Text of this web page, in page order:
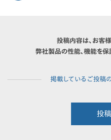
投稿内容は、お客
弊社製品の性能、機能を保
投